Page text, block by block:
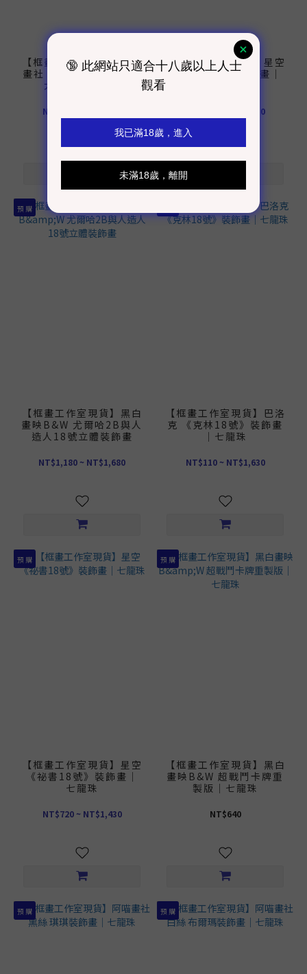
【框畫工作室現貨】阿喵
畫社 深海祕境 龍珠18號
大橫款｜七龍珠
NT$110 ~ NT$3,420
【框畫工作室現貨】星空
《塗鴉18號》裝飾畫｜
NT$720 ~ NT$1,430
預 購
【框畫工作室現貨】黑白
畫映B&W 尤爾哈2B與人
造人18號立體裝飾畫
NT$1,180 ~ NT$1,680
【框畫工作室現貨】巴洛
克 《克林18號》裝飾畫
｜七龍珠
NT$110 ~ NT$1,630
預 購
【框畫工作室現貨】星空
《祕書18號》裝飾畫｜
七龍珠
NT$720 ~ NT$1,430
預 購
【框畫工作室現貨】黑白
畫映B&W 超戰鬥卡牌重
製版｜七龍珠
NT$640
預 購 預 購